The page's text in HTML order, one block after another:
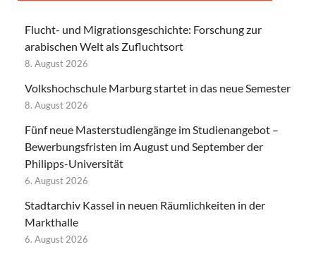
Flucht- und Migrationsgeschichte: Forschung zur
arabischen Welt als Zufluchtsort
8. August 2026
Volkshochschule Marburg startet in das neue Semester
8. August 2026
Fünf neue Masterstudiengänge im Studienangebot –
Bewerbungsfristen im August und September der
Philipps-Universität
6. August 2026
Stadtarchiv Kassel in neuen Räumlichkeiten in der
Markthalle
6. August 2026